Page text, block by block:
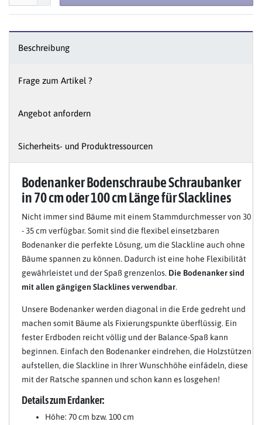
Beschreibung
Frage zum Artikel ?
Angebot anfordern
Sicherheits- und Produktressourcen
Bodenanker Bodenschraube Schraubanker
in 70 cm oder 100 cm Länge für Slacklines
Nicht immer sind Bäume mit einem Stammdurchmesser von 30
- 35 cm verfügbar. Somit sind die flexibel einsetzbaren
Bodenanker die perfekte Lösung, um die Slackline auch ohne
Bäume spannen zu können. Dadurch ist eine hohe Flexibilität
gewährleistet und der Spaß grenzenlos. Die Bodenanker sind
mit allen gängigen Slacklines verwendbar.
Unsere Bodenanker werden diagonal in die Erde gedreht und
machen somit Bäume als Fixierungspunkte überflüssig. Ein
fester Erdboden reicht völlig und der Balance-Spaß kann
beginnen. Einfach den Bodenanker eindrehen, die Holzstützen
aufstellen, die Slackline in Ihrer Wunschhöhe einfädeln, diese
mit der Ratsche spannen und schon kann es losgehen!
Details zum Erdanker:
Höhe: 70 cm bzw. 100 cm